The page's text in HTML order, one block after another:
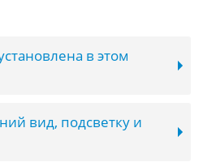
в этом
вид, подсветку и